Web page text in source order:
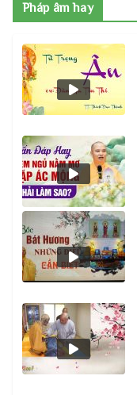
Pháp âm hay